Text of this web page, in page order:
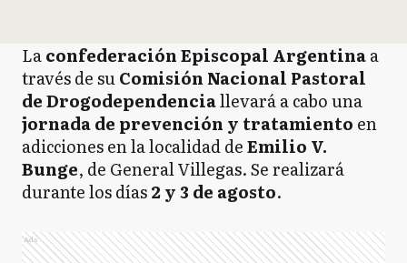
Laconfederación Episcopal Argentinaa
través de suComisión Nacional Pastoral
de Drogodependenciallevará a cabo una
jornada de prevención y tratamiento en
adicciones en la localidad deEmilio V.
Bunge, de General Villegas. Se realizará
durante los días2 y 3 de agosto.
Ads